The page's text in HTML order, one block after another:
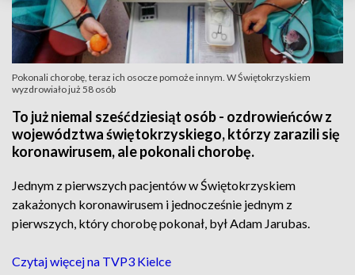
Pokonali chorobę, teraz ich osocze pomoże innym. W Świętokrzyskiem
wyzdrowiało już 58 osób
To już niemal sześćdziesiąt osób - ozdrowieńców z
województwa świętokrzyskiego, którzy zarazili się
koronawirusem, ale pokonali chorobę.
Jednym z pierwszych pacjentów w Świętokrzyskiem
zakażonych koronawirusem i jednocześnie jednym z
pierwszych, który chorobę pokonał, był Adam Jarubas.
Czytaj więcej na TVP3 Kielce